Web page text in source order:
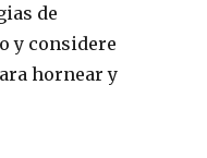
de
y considere
hornear y